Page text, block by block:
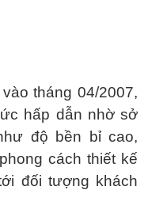
tháng 04/2007,
hấp dẫn nhờ sở
độ bền bỉ cao,
cách thiết kế
đối tượng khách